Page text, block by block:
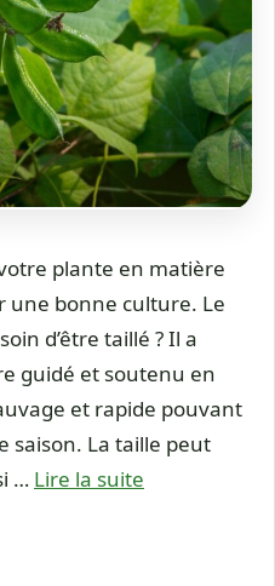
plante en matière
une bonne culture. Le
d’être taillé ? Il a
guidé et soutenu en
et rapide pouvant
saison. La taille peut
… Lire la suite